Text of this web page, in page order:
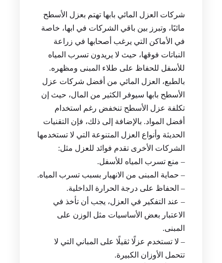
شركات العزل المائي بابها تهتم بعزل الأسطح
مائيًا، وتبرز بين باقي الشركات في ابها، خاصة
في الأماكن التي يرغب أصحابها في زراعة
النباتات فوقها، حيث لا يريدون تسرب المياه
للأسفل للحفاظ على طلاء المبنى ومظهره.
بالطبع، العزل المائي من أفضل شركات عزل
الأسطح بابها سيوفر الكثير من المال، حيث إن
تكلفة عزل الأسطح تنخفض رغم استخدام
أفضل المواد. بالإضافة إلى ذلك، فإن التقنيات
الحديثة وأنواع العزل المتنوعة التي لا تستخدمها
الشركات الأخرى تقدم فوائد للعزل مثل:
– منع تسرب المياه للأسفل.
– حماية المبنى من الانهيار بسبب تسرب المياه.
– الحفاظ على درجة الحرارة الداخلية.
– عند التفكير في العزل، يجب أن تأخذ في
الاعتبار بعض الأساسيات مثل الوزن على
المبنى.
– لا تستخدم عزلًا ثقيلًا على المباني التي لا
تتحمل الأوزان الكبيرة.